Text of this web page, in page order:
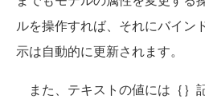
ルを操作すれば、それにバイン
示は自動的に更新されます。
また、テキストの値には｛｝